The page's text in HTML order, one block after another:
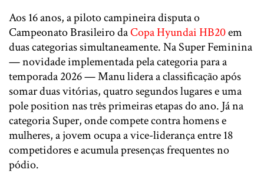
Aos 16 anos, a piloto campineira disputa o
Campeonato Brasileiro daCopa Hyundai HB20em
duas categorias simultaneamente. Na Super Feminina
— novidade implementada pela categoria para a
temporada 2026 — Manu lidera a classificação após
somar duas vitórias, quatro segundos lugares e uma
pole position nas três primeiras etapas do ano. Já na
categoria Super, onde compete contra homens e
mulheres, a jovem ocupa a vice-liderança entre 18
competidores e acumula presenças frequentes no
pódio.